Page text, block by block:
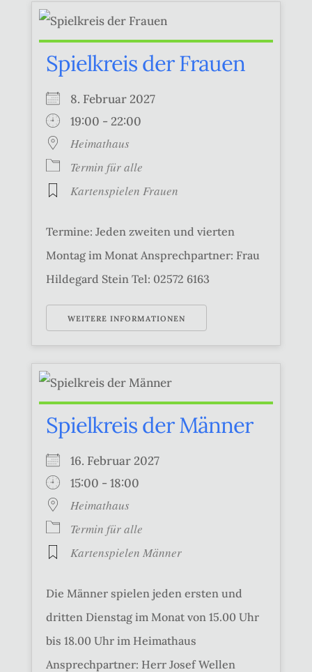
Spielkreis der Frauen
8. Februar 2027
19:00 - 22:00
Heimathaus
Termin für alle
Kartenspielen Frauen
Termine: Jeden zweiten und vierten
Montag im Monat Ansprechpartner: Frau
Hildegard Stein Tel: 02572 6163
WEITERE INFORMATIONEN
Spielkreis der Männer
16. Februar 2027
15:00 - 18:00
Heimathaus
Termin für alle
Kartenspielen Männer
Die Männer spielen jeden ersten und
dritten Dienstag im Monat von 15.00 Uhr
bis 18.00 Uhr im Heimathaus
Ansprechpartner: Herr Josef Wellen